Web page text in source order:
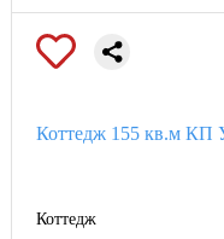
Коттедж 155 кв.м
Коттедж